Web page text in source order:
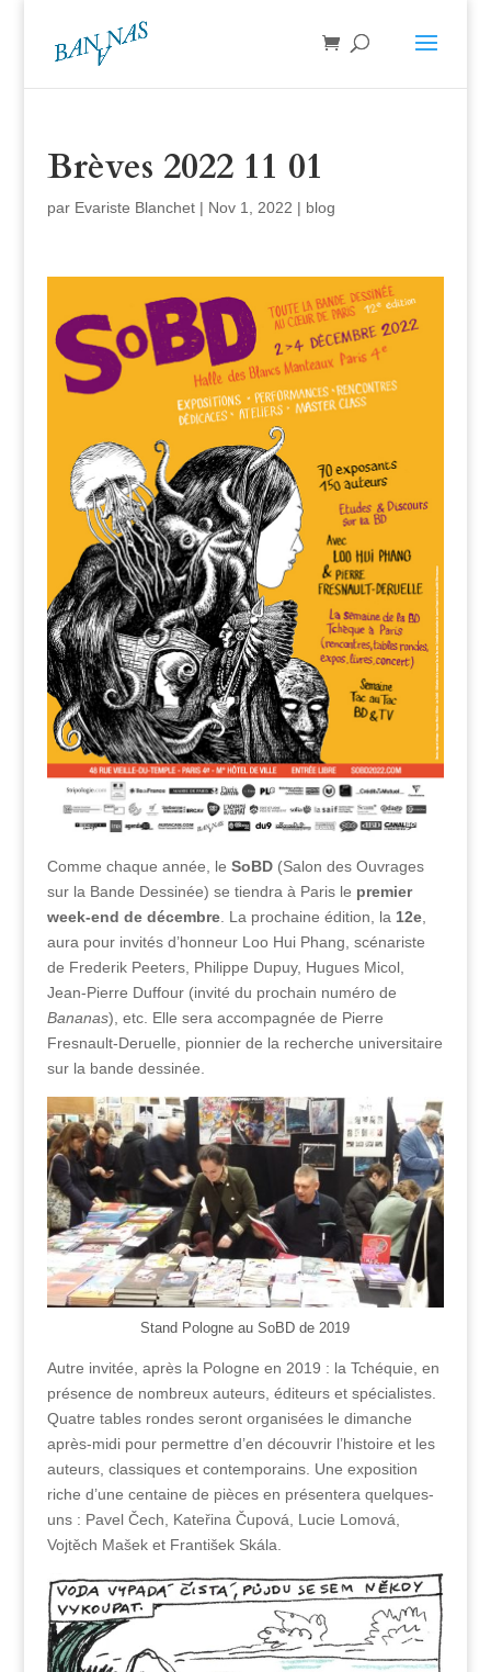
Brèves 2022 11 01
par Evariste Blanchet| Nov 1, 2022 | blog
Comme chaque année, le SoBD(Salon des Ouvrages
sur la Bande Dessinée) se tiendra à Paris le premier
week-end de décembre. La prochaine édition, la 12e,
aura pour invités d’honneur Loo Hui Phang, scénariste
de Frederik Peeters, Philippe Dupuy, Hugues Micol,
Jean-Pierre Duffour (invité du prochain numéro de
Bananas), etc. Elle sera accompagnée de Pierre
Fresnault-Deruelle, pionnier de la recherche universitaire
sur la bande dessinée.
Stand Pologne au SoBD de 2019
Autre invitée, après la Pologne en 2019 : la Tchéquie, en
présence de nombreux auteurs, éditeurs et spécialistes.
Quatre tables rondes seront organisées le dimanche
après-midi pour permettre d’en découvrir l’histoire et les
auteurs, classiques et contemporains. Une exposition
riche d’une centaine de pièces en présentera quelques-
uns : Pavel Čech, Kateřina Čupová, Lucie Lomová,
Vojtěch Mašek et František Skála.